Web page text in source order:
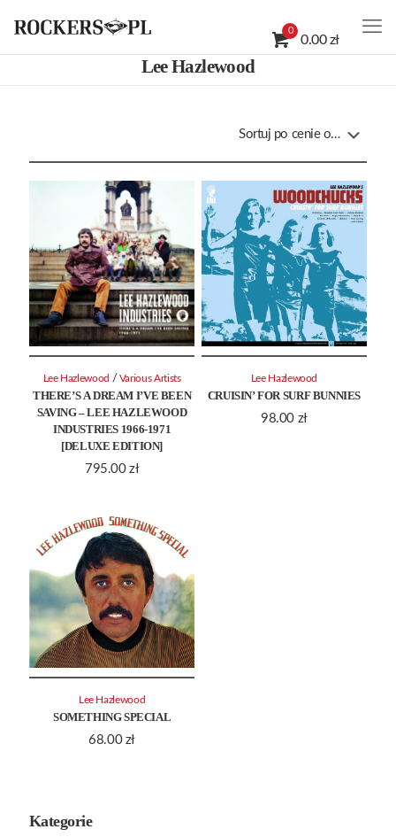
0
0.00 zł
Lee Hazlewood
THERE’S A DREAM I’VE BEEN
SAVING – LEE HAZLEWOOD
INDUSTRIES 1966-1971
[DELUXE EDITION]
795.00 zł
Lee Hazlewood / Various Artists
CRUISIN’ FOR SURF BUNNIES
98.00 zł
Lee Hazlewood
SOMETHING SPECIAL
68.00 zł
Lee Hazlewood
Kategorie